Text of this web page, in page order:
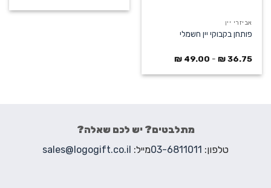
אביזרי יין
פותחן בקבוקי יין חשמלי
36.75
₪
-
49.00
₪
מתלבטים? יש לכם שאלה?
טלפון: 03-6811011מייל: sales@logogift.co.il